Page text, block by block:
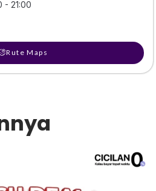
- 21:00
Rute Maps